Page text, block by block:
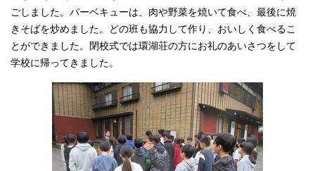
ごしました。バーベキューは、肉や野菜を焼いて食べ、最後に焼
きそばを炒めました。どの班も協力して作り、おいしく食べるこ
とができました。閉校式では環湖荘の方にお礼のあいさつをして
学校に帰ってきました。